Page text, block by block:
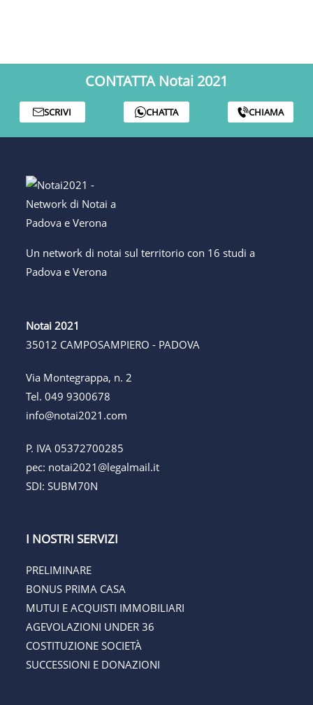
CONTATTA Notai 2021
SCRIVI CHATTA CHIAMA
Un network di notai sul territorio con 16 studi a
Padova e Verona
Notai 2021
35012 CAMPOSAMPIERO - PADOVA
Via Montegrappa, n. 2
Tel.049 9300678
info@notai2021.com
P. IVA 05372700285
pec: notai2021@legalmail.it
SDI: SUBM70N
I NOSTRI SERVIZI
PRELIMINARE
BONUS PRIMA CASA
MUTUI E ACQUISTI IMMOBILIARI
AGEVOLAZIONI UNDER 36
COSTITUZIONE SOCIETÀ
SUCCESSIONI E DONAZIONI